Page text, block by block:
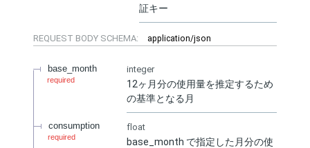
証キー
REQUEST BODY SCHEMA: application/json
base_month
required
integer
12ヶ月分の使用量を推定するため
の基準となる月
consumption
required
float
base_month で指定した月分の使